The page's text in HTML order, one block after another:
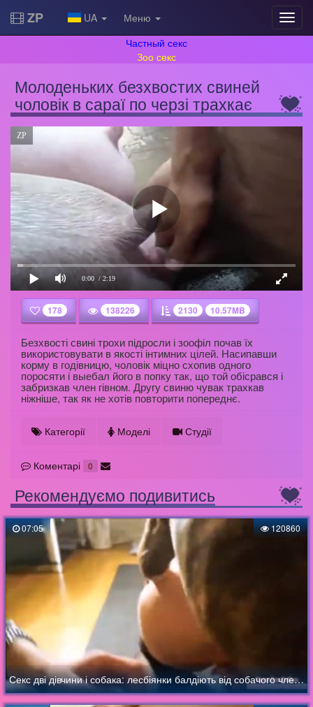
ZP UA
Меню
Частный секс
Зоо секс
Молоденьких безхвостих свиней
чоловік в сараї по черзі трахкає
ZP
0:00 / 2:19
178 138226 2130 10.57MB
Безхвості свині трохи підросли і зоофіл почав їх
використовувати в якості інтимних цілей. Насипавши
корму в годівницю, чоловік міцно схопив одного
поросяти і выебал його в попку так, що той обісрався і
забризкав член гівном. Другу свиню чувак трахкав
ніжніше, так як не хотів повторити попереднє.
Категорії Моделі Студії
Коментарі 0
Рекомендуємо подивитись
07:05 120860
Секс дві дівчини і собака: лесбіянки балдіють від собачого члена в пизде